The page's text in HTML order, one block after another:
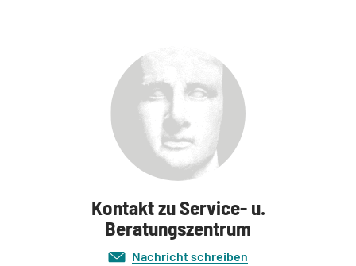
Kontakt zu Service- u.
Beratungszentrum
Nachricht schreiben